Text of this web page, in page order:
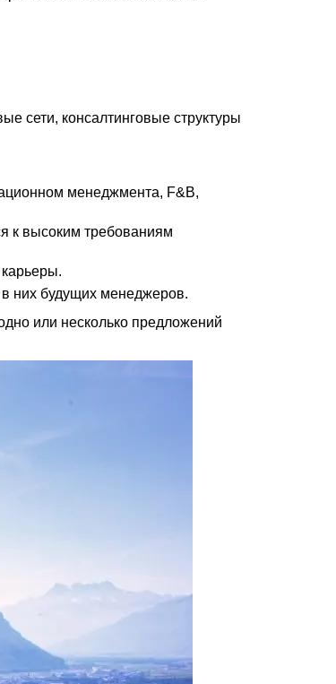
сети, консалтинговые структуры
менеджмента, F&B,
к высоким требованиям
них будущих менеджеров.
или несколько предложений